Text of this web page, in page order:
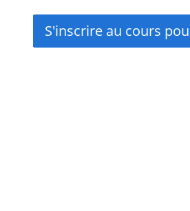
S'inscrire au cours